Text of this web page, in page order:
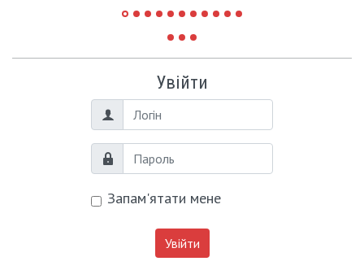
Увійти
Логін
Пароль
Запам'ятати мене
Увійти